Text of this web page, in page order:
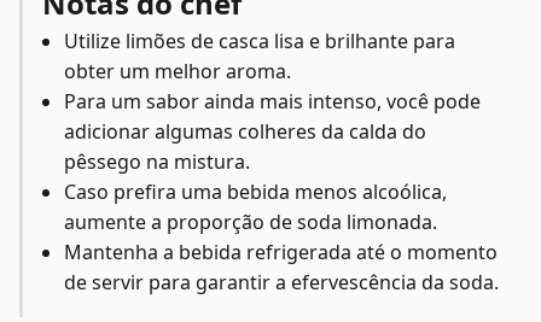
Utilize limões de casca lisa e brilhante para
obter um melhor aroma.
Para um sabor ainda mais intenso, você pode
adicionar algumas colheres da calda do
pêssego na mistura.
Caso prefira uma bebida menos alcoólica,
aumente a proporção de soda limonada.
Mantenha a bebida refrigerada até o momento
de servir para garantir a efervescência da soda.